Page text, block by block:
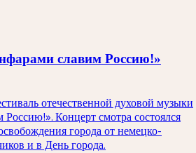
славим Россию!»
отечественной духовой музыки
Концерт смотра состоялся
города от немецко-
и в День города.